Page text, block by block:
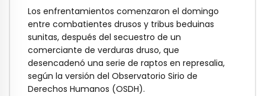
Los enfrentamientos comenzaron el domingo
entre combatientes drusos y tribus beduinas
sunitas, después del secuestro de un
comerciante de verduras druso, que
desencadenó una serie de raptos en represalia,
según la versión del Observatorio Sirio de
Derechos Humanos (OSDH).